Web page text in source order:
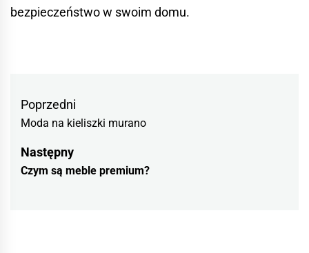
bezpieczeństwo w swoim domu.
Nawigacja
wpisu
Poprzedni
post:
Moda na kieliszki murano
NastępnyNastępny
wpis
Czym są meble premium?